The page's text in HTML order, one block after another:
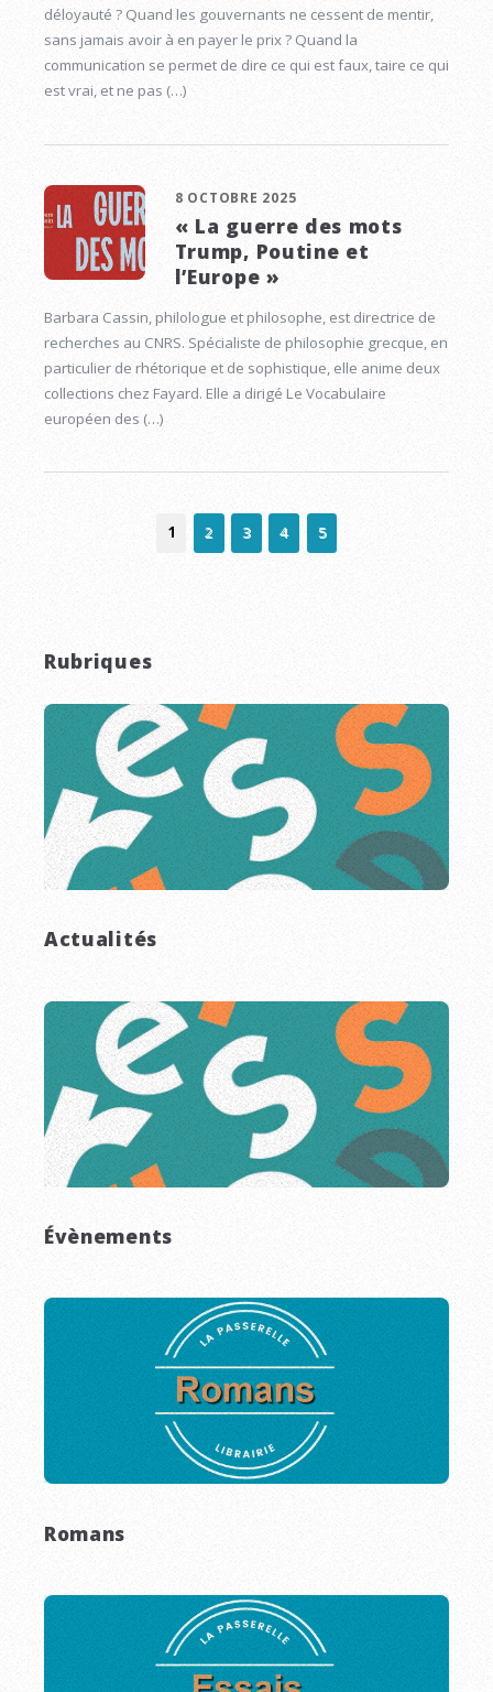
déloyauté ? Quand les gouvernants ne cessent de mentir,
sans jamais avoir à en payer le prix ? Quand la
communication se permet de dire ce qui est faux, taire ce qui
est vrai, et ne pas (…)
8 OCTOBRE 2025
« La guerre des mots
Trump, Poutine et
l’Europe »
Barbara Cassin, philologue et philosophe, est directrice de
recherches au CNRS. Spécialiste de philosophie grecque, en
particulier de rhétorique et de sophistique, elle anime deux
collections chez Fayard. Elle a dirigé Le Vocabulaire
européen des (…)
1 2 3 4 5
Rubriques
Actualités
Évènements
Romans